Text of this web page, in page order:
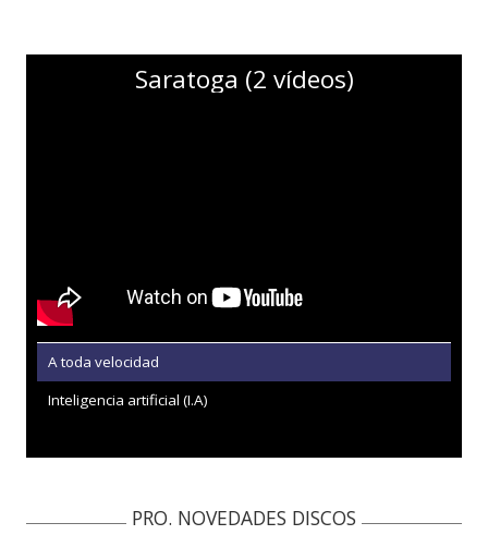
Saratoga (2 vídeos)
A toda velocidad
Inteligencia artificial (I.A)
PRO. NOVEDADES DISCOS